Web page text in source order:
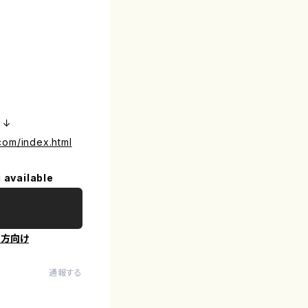
↓
index.html
available
向け
通報する